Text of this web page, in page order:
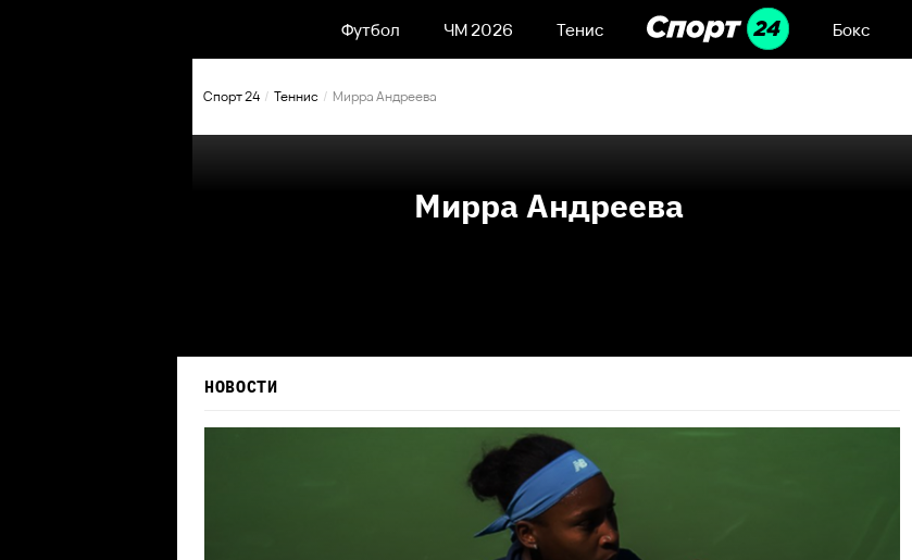
Футбол ЧМ 2026 Тенис Бокс
Спорт 24 Теннис Мирра Андреева
Мирра Андреева
НОВОСТИ